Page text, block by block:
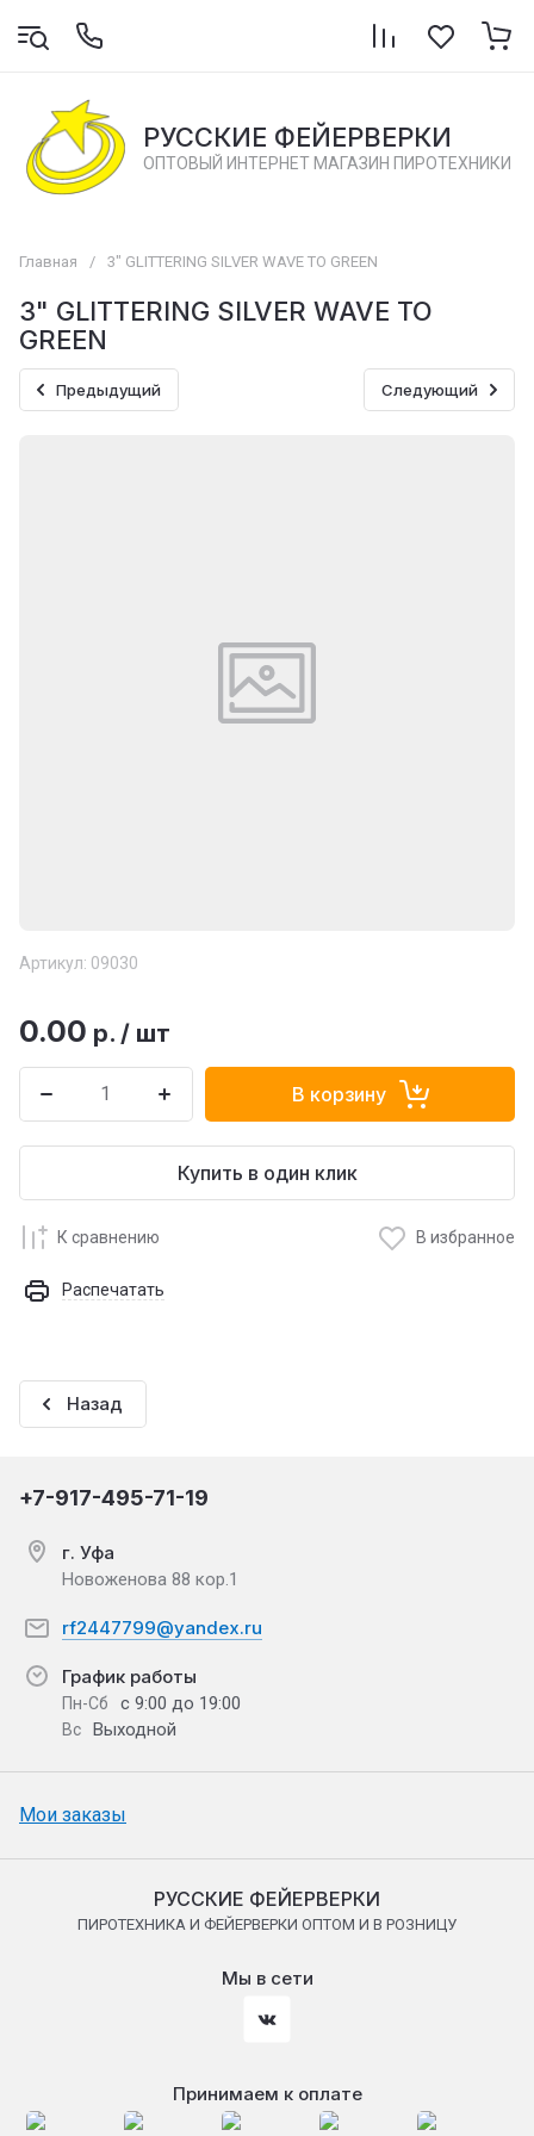
РУССКИЕ ФЕЙЕРВЕРКИ
ОПТОВЫЙ ИНТЕРНЕТ МАГАЗИН ПИРОТЕХНИКИ
Главная / 3" GLITTERING SILVER WAVE TO GREEN
3" GLITTERING SILVER WAVE TO
GREEN
Предыдущий Следующий
Артикул: 09030
0.00 р. / шт
В корзину
Купить в один клик
К сравнению В избранное
Распечатать
Назад
+7-917-495-71-19
г. Уфа
Новоженова 88 кор.1
rf2447799@yandex.ru
График работы
Пн-Сб с 9:00 до 19:00
Вс Выходной
Мои заказы
РУССКИЕ ФЕЙЕРВЕРКИ
ПИРОТЕХНИКА И ФЕЙЕРВЕРКИ ОПТОМ И В РОЗНИЦУ
Мы в сети
Принимаем к оплате